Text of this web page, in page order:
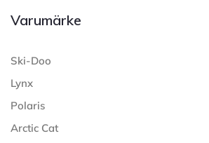
Varumärke
Ski-Doo
Lynx
Polaris
Arctic Cat